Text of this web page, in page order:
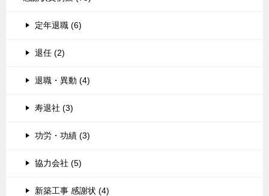
定年退職 (6)
退任 (2)
退職・異動 (4)
寿退社 (3)
功労・功績 (3)
協力会社 (5)
新築工事 感謝状 (4)